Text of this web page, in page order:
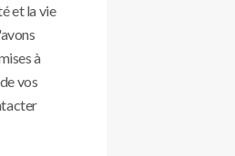
et la vie
à
vos